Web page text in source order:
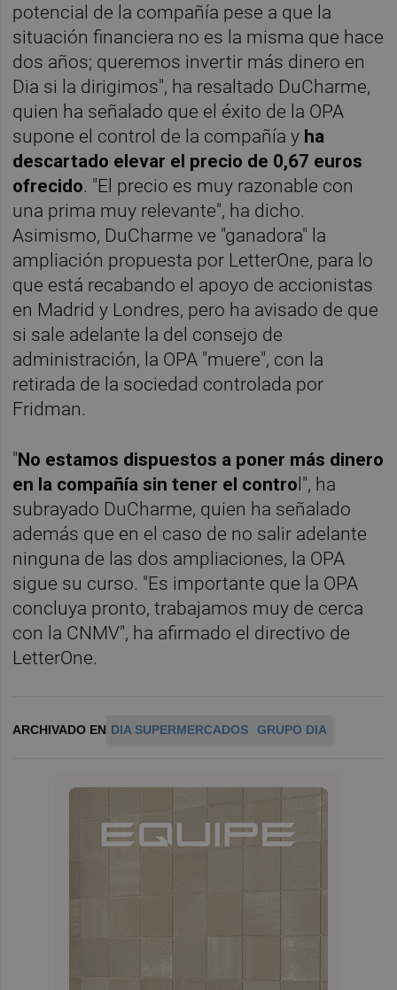
potencial de la compañía pese a que la
situación financiera no es la misma que hace
dos años; queremos invertir más dinero en
Dia si la dirigimos", ha resaltado DuCharme,
quien ha señalado que el éxito de la OPA
supone el control de la compañía y ha
descartado elevar el precio de 0,67 euros
ofrecido. "El precio es muy razonable con
una prima muy relevante", ha dicho.
Asimismo, DuCharme ve "ganadora" la
ampliación propuesta por LetterOne, para lo
que está recabando el apoyo de accionistas
en Madrid y Londres, pero ha avisado de que
si sale adelante la del consejo de
administración, la OPA "muere", con la
retirada de la sociedad controlada por
Fridman.
"No estamos dispuestos a poner más dinero
en la compañía sin tener el contro l", ha
subrayado DuCharme, quien ha señalado
además que en el caso de no salir adelante
ninguna de las dos ampliaciones, la OPA
sigue su curso. "Es importante que la OPA
concluya pronto, trabajamos muy de cerca
con la CNMV", ha afirmado el directivo de
LetterOne.
ARCHIVADO EN DIA SUPERMERCADOS GRUPO DIA